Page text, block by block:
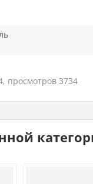
просмотров 3734